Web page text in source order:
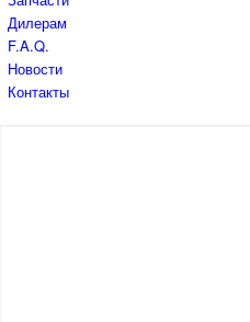
Дилерам
F.A.Q.
Новости
Контакты